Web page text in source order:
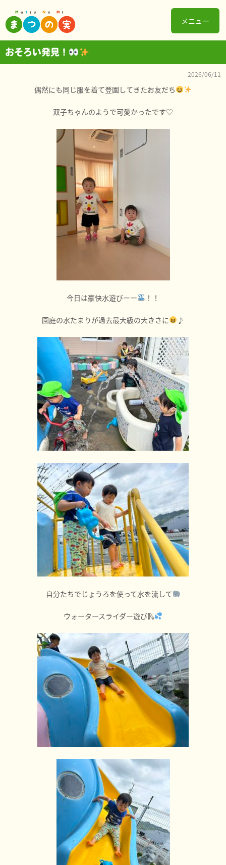
メニュー
おそろい発見！
2026/06/11
偶然にも同じ服を着て登園してきたお友だち
双子ちゃんのようで可愛かったです♡
今日は豪快水遊びーー ！！
園庭の水たまりが過去最大級の大きさに ♪
自分たちでじょうろを使って水を流して
ウォータースライダー遊び🛝